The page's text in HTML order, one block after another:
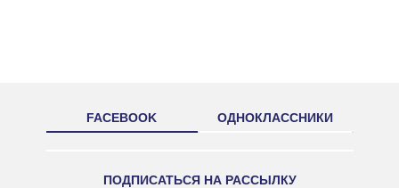
FACEBOOK ОДНОКЛАССНИКИ
ПОДПИСАТЬСЯ НА РАССЫЛКУ